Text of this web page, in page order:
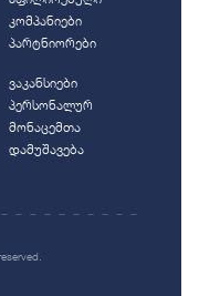
კომპანიები
პარტნიორები
ვაკანსიები
პერსონალურ
მონაცემთა
დამუშავება